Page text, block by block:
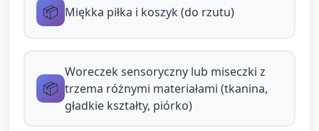
powoli”, „Skacz raz”, „Rzuć piłkę do
Opiekun używa i wzmacnia słów
kierunkowych: „przód”, „za”, „obok”, „nad”.
Po ukończeniu toru dziecko pokazuje
📦 Miękka piłka i koszyk (do rzutu)
📦
Woreczek sensoryczny lub miseczki z
trzema różnymi materiałami (tkanina,
gładkie kształty, piórko)